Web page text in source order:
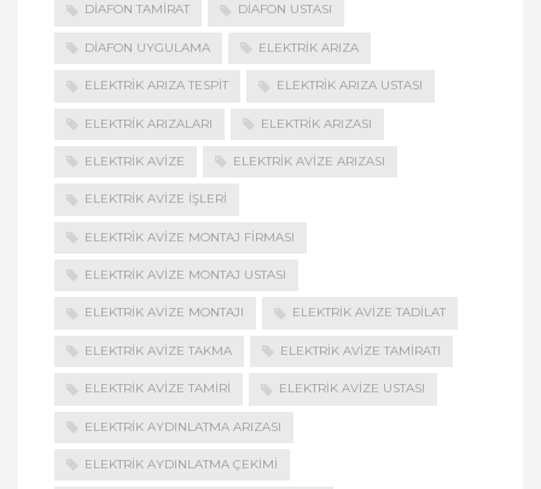
DIAFON TAMIRAT DIAFON USTASI
DIAFON UYGULAMA ELEKTRIK ARIZA
ELEKTRIK ARIZA TESPIT ELEKTRIK ARIZA USTASI
ELEKTRIK ARIZALARI ELEKTRIK ARIZASI
ELEKTRIK AVIZE ELEKTRIK AVIZE ARIZASI
ELEKTRIK AVIZE İŞLERI
ELEKTRIK AVIZE MONTAJ FIRMASI
ELEKTRIK AVIZE MONTAJ USTASI
ELEKTRIK AVIZE MONTAJI ELEKTRIK AVIZE TADILAT
ELEKTRIK AVIZE TAKMA ELEKTRIK AVIZE TAMIRATI
ELEKTRIK AVIZE TAMIRI ELEKTRIK AVIZE USTASI
ELEKTRIK AYDINLATMA ARIZASI
ELEKTRIK AYDINLATMA ÇEKIMI